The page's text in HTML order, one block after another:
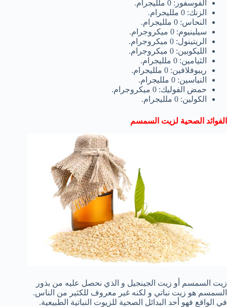
الفوسفور: 0 ملليجرام.
الزنك: 0 ملليجرام.
النحاس: 0 ملليجرام.
سيلينيوم: 0 ميكروجرام.
الريتينول: 0 ميكروجرام.
الليكوبين: 0 ميكروجرام.
الثيامين: 0 ملليجرام.
ريبوفلافين: 0 ملليجرام.
النياسين: 0 ملليجرام.
حمض الفوليك: 0 ميكروجرام.
الكولين: 0 ملليجرام.
الفوائد الصحية لزيت السمسم
زيت السمسم أو زيت الجينجيل و الذي نحصل عليه من بذور
السمسم هو زيت نباتي و لكنه غير معروف للكثير من الناس.
في الواقع فهو أحد البدائل الصحية للزيوت النباتية الطبيعية.